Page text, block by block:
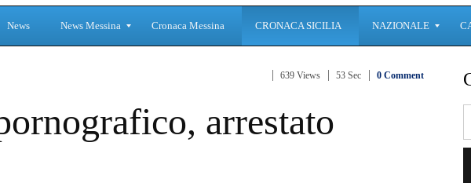
News News Messina
n
i
Cronaca Messina CRONACA SICILIA NAZIONALE
639 Views 53 Sec 0 Comment
arrestato